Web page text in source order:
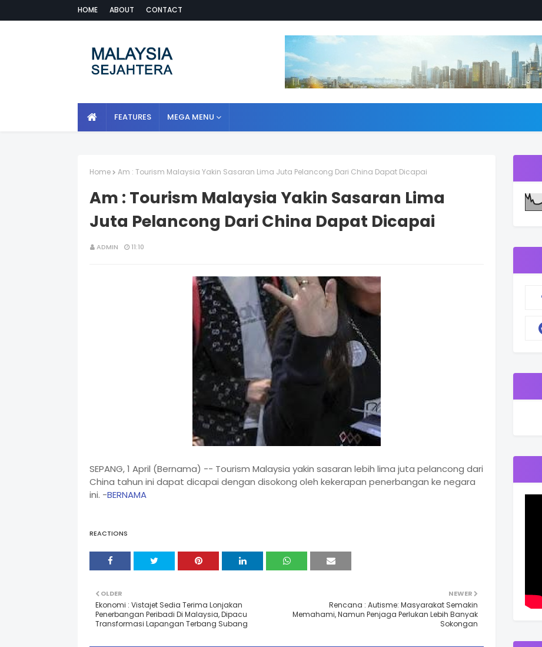
HOME ABOUT CONTACT
FEATURES MEGA MENU
Home Am : Tourism Malaysia Yakin Sasaran Lima Juta Pelancong Dari China Dapat Dicapai
Am : Tourism Malaysia Yakin Sasaran Lima
Juta Pelancong Dari China Dapat Dicapai
ADMIN 11:10
SEPANG, 1 April (Bernama) -- Tourism Malaysia yakin sasaran lebih lima juta pelancong dari
China tahun ini dapat dicapai dengan disokong oleh kekerapan penerbangan ke negara
ini. -BERNAMA
REACTIONS
NEWER
Rencana : Autisme: Masyarakat Semakin
Memahami, Namun Penjaga Perlukan Lebih Banyak
Sokongan
OLDER
Ekonomi : Vistajet Sedia Terima Lonjakan
Penerbangan Peribadi Di Malaysia, Dipacu
Transformasi Lapangan Terbang Subang